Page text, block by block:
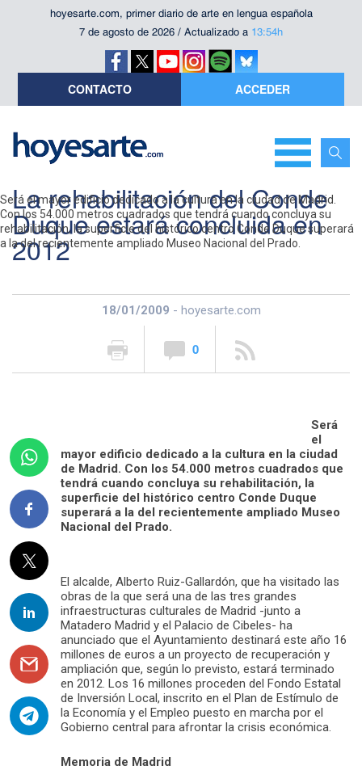
hoyesarte.com, primer diario de arte en lengua española
7 de agosto de 2026 / Actualizado a 13:54h
CONTACTO ACCEDER
Será el mayor edificio dedicado a la cultura en la ciudad de Madrid.
Con los 54.000 metros cuadrados que tendrá cuando concluya su
rehabilitación, la superficie del histórico centro Conde Duque superará
a la del recientemente ampliado Museo Nacional del Prado.
La rehabilitación del Conde
Duque estará concluida en
2012
18/01/2009 - hoyesarte.com
0
Será
el
mayor edificio dedicado a la cultura en la ciudad
de Madrid. Con los 54.000 metros cuadrados que
tendrá cuando concluya su rehabilitación, la
superficie del histórico centro Conde Duque
superará a la del recientemente ampliado Museo
Nacional del Prado.
El alcalde, Alberto Ruiz-Gallardón, que ha visitado las
obras de la que será una de las tres grandes
infraestructuras culturales de Madrid -junto a
Matadero Madrid y el Palacio de Cibeles- ha
anunciado que el Ayuntamiento destinará este año 16
millones de euros a un proyecto de recuperación y
ampliación que, según lo previsto, estará terminado
en 2012. Los 16 millones proceden del Fondo Estatal
de Inversión Local, inscrito en el Plan de Estímulo de
la Economía y el Empleo puesto en marcha por el
Gobierno central para afrontar la crisis económica.
Memoria de Madrid